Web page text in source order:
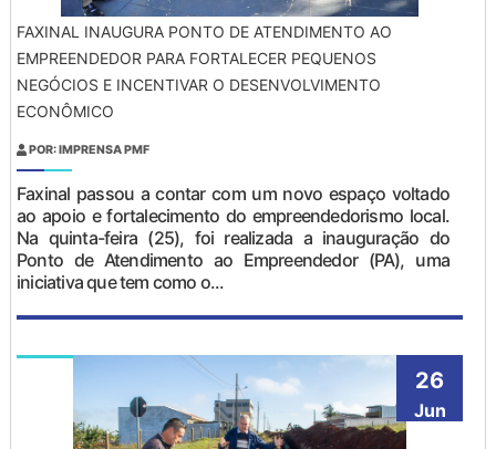
FAXINAL INAUGURA PONTO DE ATENDIMENTO AO
EMPREENDEDOR PARA FORTALECER PEQUENOS
NEGÓCIOS E INCENTIVAR O DESENVOLVIMENTO
ECONÔMICO
POR: IMPRENSA PMF
Faxinal passou a contar com um novo espaço voltado
ao apoio e fortalecimento do empreendedorismo local.
Na quinta-feira (25), foi realizada a inauguração do
Ponto de Atendimento ao Empreendedor (PA), uma
iniciativa que tem como o...
26
Jun